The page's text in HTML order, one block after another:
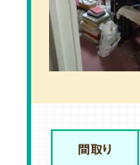
間取り